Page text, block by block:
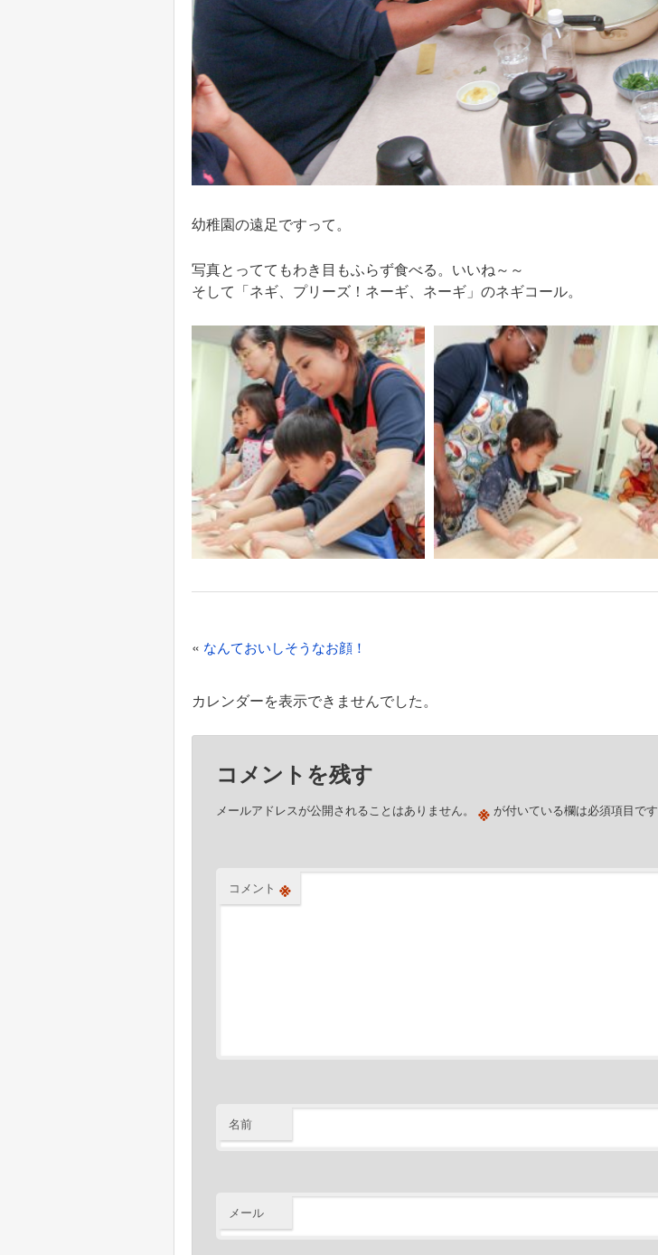
幼稚園の遠足ですって。
写真とっててもわき目もふらず食べる。いいね～～
そして「ネギ、プリーズ！ネーギ、ネーギ」のネギコール。
投
ナ
« なんておいしそうなお顔！
カレンダーを表示できませんでした。
コメントを残す
メールアドレスが公開されることはありません。 ※ が付いている欄は必須項目です
コメント ※
名前
メール